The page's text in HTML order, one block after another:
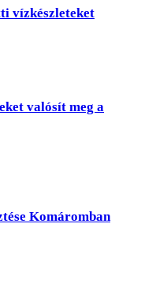
vízkészleteket
valósít meg a
Komáromban